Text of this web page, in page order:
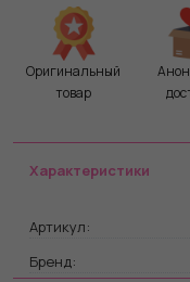
Оригинальный
товар
Характеристики
Артикул:
Бренд: